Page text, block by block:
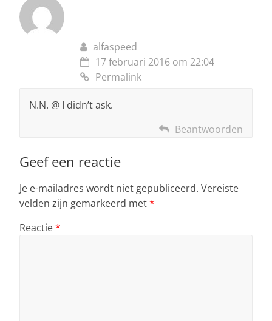
alfaspeed
17 februari 2016 om 22:04
Permalink
N.N. @ I didn’t ask.
Beantwoorden
Geef een reactie
Je e-mailadres wordt niet gepubliceerd. Vereiste
velden zijn gemarkeerd met*
Reactie*